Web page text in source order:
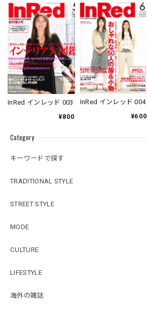
Category
キーワードで探す
TRADITIONAL STYLE
STREET STYLE
MODE
CULTURE
LIFESTYLE
海外の雑誌
InRed インレッド 003
¥800
InRed インレッド 004
¥600